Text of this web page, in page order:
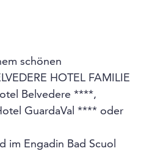
schönen
HOTEL FAMILIE
Belvedere ****,
GuardaVal **** oder
im Engadin Bad Scuol